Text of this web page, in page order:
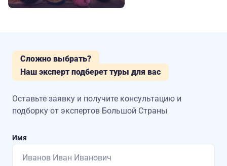
Сложно выбрать?
Наш эксперт подберет туры для вас
Оставьте заявку и получите консультацию и
подборку от экспертов Большой Страны
Имя